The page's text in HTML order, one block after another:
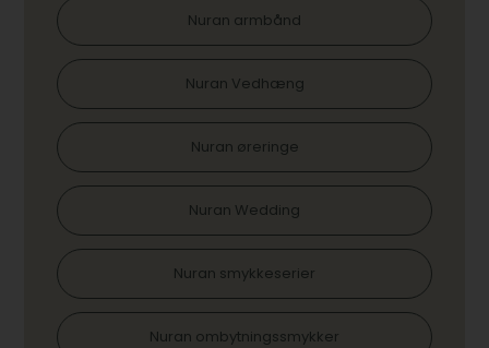
Nuran armbånd
Nuran Vedhæng
Nuran øreringe
Nuran Wedding
Nuran smykkeserier
Nuran ombytningssmykker